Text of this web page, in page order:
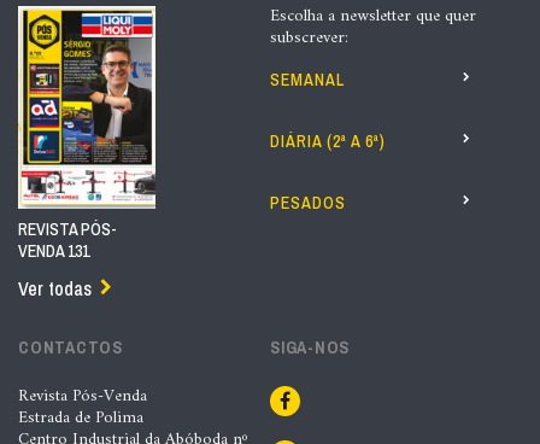
REVISTA PÓS-
VENDA 131
Ver todas
Escolha a newsletter que quer
subscrever:
SEMANAL
DIÁRIA (2ª A 6ª)
PESADOS
CONTACTOS
Revista Pós-Venda
Estrada de Polima
SIGA-NOS